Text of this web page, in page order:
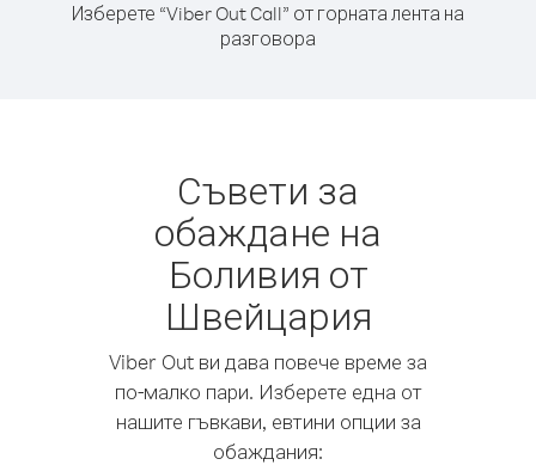
Изберете “Viber Out Call” от горната лента на
разговора
Съвети за
обаждане на
Боливия от
Швейцария
Viber Out ви дава повече време за
по-малко пари. Изберете една от
нашите гъвкави, евтини опции за
обаждания: